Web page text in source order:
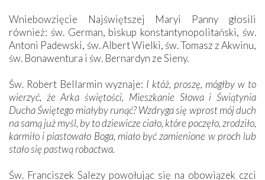
Wniebowzięcie Najświętszej Maryi Panny głosili
również: św. German, biskup konstantynopolitański, św.
Antoni Padewski, św. Albert Wielki, św. Tomasz z Akwinu,
św. Bonawentura i św. Bernardyn ze Sieny.
Św. Robert Bellarmin wyznaje: I któż, proszę, mógłby w to
wierzyć, że Arka świętości, Mieszkanie Słowa i Świątynia
Ducha Świętego miałyby runąć? Wzdryga się wprost mój duch
na samą już myśl, by to dziewicze ciało, które poczęło, zrodziło,
karmiło i piastowało Boga, miało być zamienione w proch lub
stało się pastwą robactwa.
Św. Franciszek Salezy powołując się na obowiązek czci